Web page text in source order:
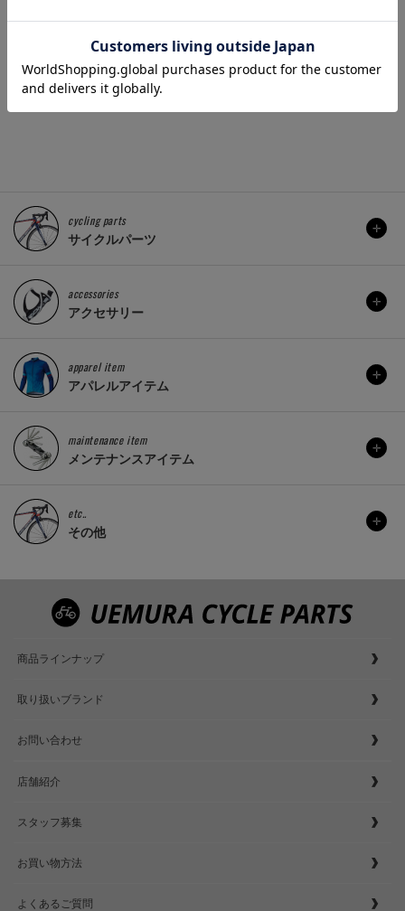
440 円
ーコーティング シフトイン
ナーケーブル
販売価格(税込)：
シュー
cycling parts
サイクルパーツ
accessories
アクセサリー
apparel item
アパレルアイテム
maintenance item
メンテナンスアイテム
etc..
その他
商品ラインナップ
取り扱いブランド
お問い合わせ
店舗紹介
スタッフ募集
お買い物方法
よくあるご質問